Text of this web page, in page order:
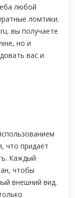
любой
ломтики.
вы получаете
но и
вас и
что придаёт
Каждый
чтобы
внешний вид.